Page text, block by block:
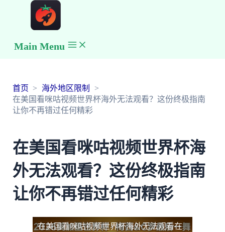
Main Menu
首页
海外地区限制
在美国看咪咕视频世界杯海外无法观看？这份终极指南
让你不再错过任何精彩
在美国看咪咕视频世界杯海
外无法观看？这份终极指南
让你不再错过任何精彩
在美国看咪咕视频世界杯海外无法观看在